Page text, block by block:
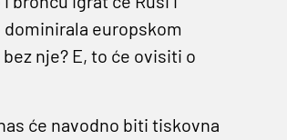
europskom
nje? E, to će ovisiti o
će navodno biti tiskovna